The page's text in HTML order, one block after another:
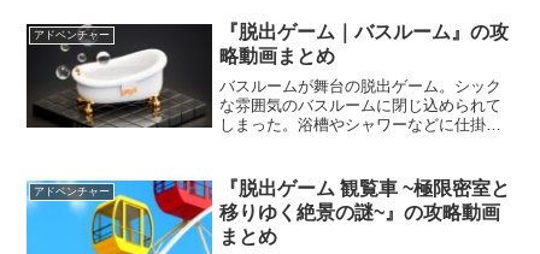
の脱出方法を探してみよう。
アドベンチャー
『脱出ゲーム｜バスルーム』の攻
略動画まとめ
バスルームが舞台の脱出ゲーム。シック
な雰囲気のバスルームに閉じ込められて
しまった。浴槽やシャワーなどに仕掛け
ら脱出しないと風邪を引いてしまいそう
だ。
アドベンチャー
『脱出ゲーム 観覧車 ~極限密室と
移りゆく絶景の謎~』の攻略動画
まとめ